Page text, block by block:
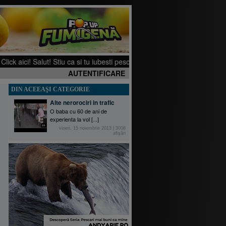
Salut! Stiu ca si tu iubesti pescuitul. Ti-am pregatit cateva
AUTENTIFICARE
DIN ACEEAŞI CATEGORIE
Alte nerorociri in trafic
O baba cu 60 de ani de
experienta la vol [...]
vineri, 15 noiembrie 2013
3008
afişări